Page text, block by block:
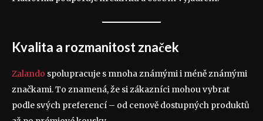
Kvalita a rozmanitost značek
Zalando spolupracuje s mnoha známými i méně známými
značkami. To znamená, že si zákazníci mohou vybrat
podle svých preferencí – od cenově dostupných produktů